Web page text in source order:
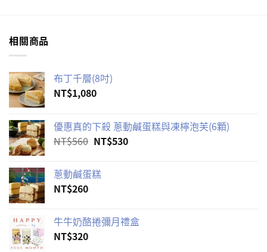
相關商品
布丁千層(8吋)
NT$1,080
優惠真的下殺 蔥動鹹蛋糕與凍檸泡芙(6顆)
NT$560 原
格：
NT$530目
蔥動鹹蛋糕
NT$260
牛牛奶酪捲彌月禮盒
NT$320